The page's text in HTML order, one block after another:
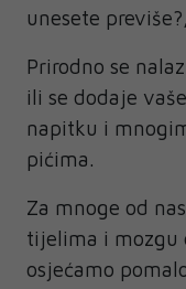
unesete
Prirodno se
ili se dodaje
napitku i
pićima.
Za mnoge od
tijelima i mozgu
osjećamo